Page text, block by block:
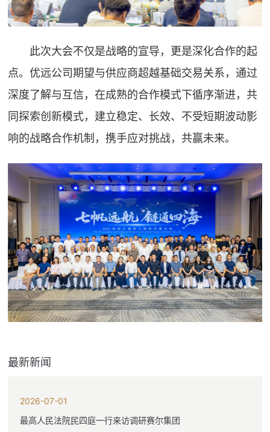
此次大会不仅是战略的宣导，更是深化合作的起
点。优远公司期望与供应商超越基础交易关系，通过
深度了解与互信，在成熟的合作模式下循序渐进，共
同探索创新模式，建立稳定、长效、不受短期波动影
响的战略合作机制，携手应对挑战，共赢未来。
最新新闻
2026-07-01
最高人民法院民四庭一行来访调研赛尔集团